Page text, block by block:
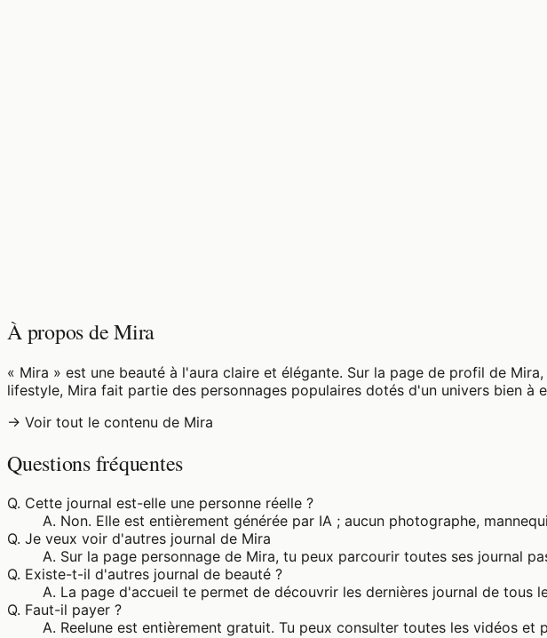
À propos de Mira
« Mira » est une beauté à l'aura claire et élégante. Sur la page de profil de
lifestyle, Mira fait partie des personnages populaires dotés d'un univers bien à
→ Voir tout le contenu de Mira
Questions fréquentes
Q. Cette journal est-elle une personne réelle ?
A. Non. Elle est entièrement générée par IA ; aucun photographe,
Q. Je veux voir d'autres journal de Mira
A. Sur la page personnage de Mira, tu peux parcourir toutes ses journal
Q. Existe-t-il d'autres journal de beauté ?
A. La page d'accueil te permet de découvrir les dernières journal de tous
Q. Faut-il payer ?
A. Reelune est entièrement gratuit. Tu peux consulter toutes les vidéos